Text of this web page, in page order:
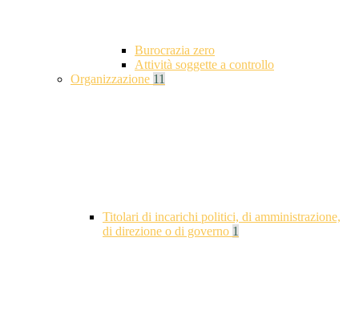
Burocrazia zero
Attività soggette a controllo
Organizzazione 11
Titolari di incarichi politici, di amministrazione,
di direzione o di governo 1